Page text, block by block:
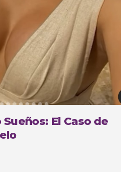
El Caso de